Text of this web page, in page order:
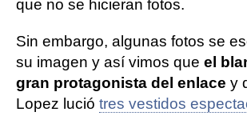
que no se hicieran fotos.
Sin embargo, algunas fotos se
su imagen y así vimos que el
gran protagonista del enlace y
Lopez lució tres vestidos